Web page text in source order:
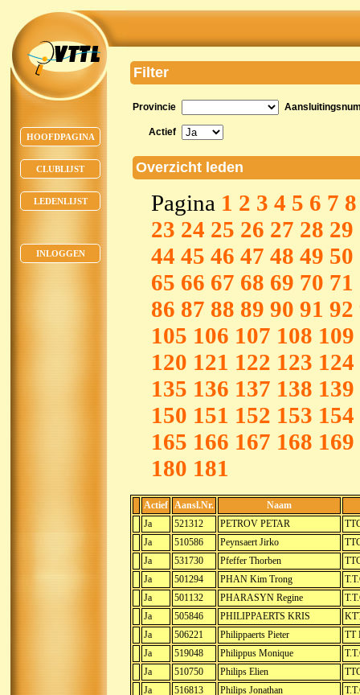
HOOFDPAGINA
CLUBLIJST
LEDENLIJST
INLOGGEN
Filter
Provincie
Actief
Overzicht leden
Pagina 1 2 3 4 5 6 7 8
23 24 25 26 27 28 29
44 45 46 47 48 49 50
65 66 67 68 69 70 71
86 87 88 89 90 91 92
105 106 107 108 109
120 121 122 123 124
135 136 137 138 139
150 151 152 153 154
165 166 167 168 169
180 181
Actief Aansl.Nr.
Naam
Ja
521312 PETROV PETAR
Ja
510586 Peynsaert Jirko
Ja
531730 Pfeffer Thorben
Ja
501294 PHAN Kim Trong
Ja
501132 PHARASYN Regine
Ja
505846 PHILIPPAERTS KRIS
Ja
506221 Philippaerts Pieter
TT
Ja
519048 Philippus Monique
Ja
510750 Philips Elien
Ja
516813 Philips Jonathan